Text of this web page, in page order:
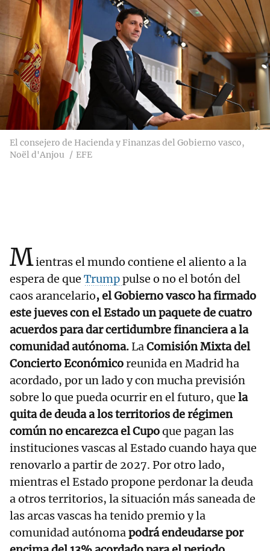
El consejero de Hacienda y Finanzas del Gobierno vasco,
Noël d'Anjou
EFE
Mientras el mundo contiene el aliento a la
espera de que Trumppulse o no el botón del
caos arancelario, el Gobierno vasco ha firmado
este jueves con el Estado un paquete de cuatro
acuerdos para dar certidumbre financiera a la
comunidad autónoma.LaComisión Mixta del
Concierto Económicoreunida en Madrid ha
acordado, por un lado y con mucha previsión
sobre lo que pueda ocurrir en el futuro, que la
quita de deuda a los territorios de régimen
común no encarezca el Cupoque pagan las
instituciones vascas al Estado cuando haya que
renovarlo a partir de 2027. Por otro lado,
mientras el Estado propone perdonar la deuda
a otros territorios, la situación más saneada de
las arcas vascas ha tenido premio y la
comunidad autónomapodrá endeudarse por